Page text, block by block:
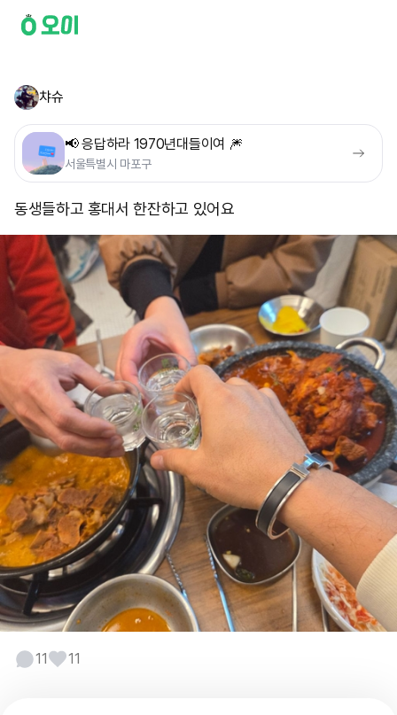
챠슈
📢 응답하라 1970년대들이여 🎆
서울특별시 마포구
동생들하고 홍대서 한잔하고 있어요
11 11